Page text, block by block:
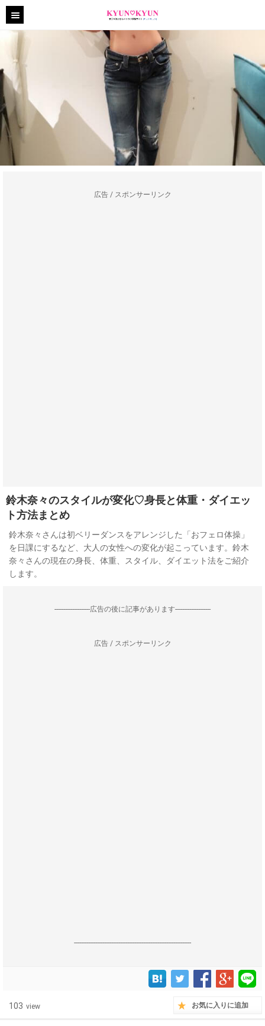
広告 / スポンサーリンク
鈴木奈々のスタイルが変化♡身長と体重・ダイエッ
ト方法まとめ
鈴木奈々さんは初ベリーダンスをアレンジした「おフェロ体操」
を日課にするなど、大人の女性への変化が起こっています。鈴木
奈々さんの現在の身長、体重、スタイル、ダイエット法をご紹介
します。
--------------------広告の後に記事があります--------------------
広告 / スポンサーリンク
------------------------------------------------------------------
103 view お気に入りに追加